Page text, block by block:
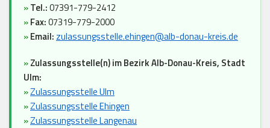
»Tel.:07391-779-2412
»Fax:07319-779-2000
»Email: zulassungsstelle.ehingen@alb-donau-kreis.de
»Zulassungsstelle(n) im Bezirk Alb-Donau-Kreis, Stadt
Ulm:
»Zulassungsstelle Ulm
»Zulassungsstelle Ehingen
»Zulassungsstelle Langenau